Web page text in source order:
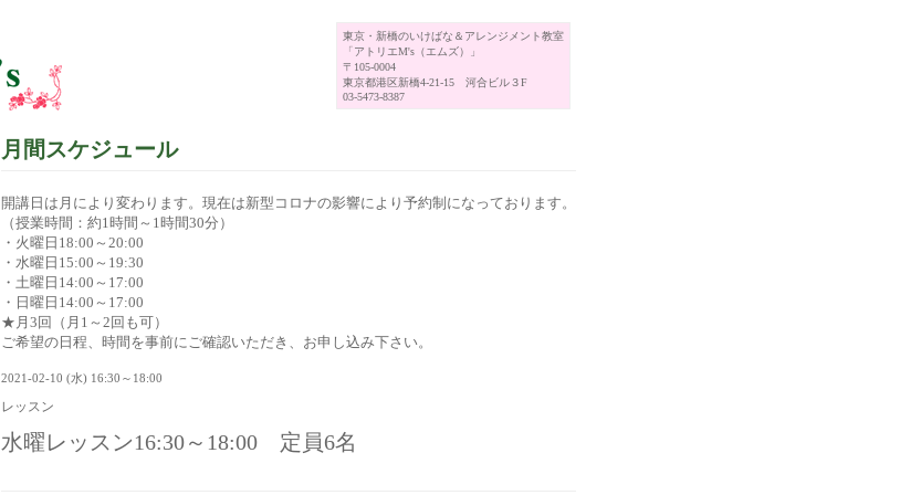
東京・新橋のいけばな＆アレンジメント教室
「アトリエM's（エムズ）」
〒105-0004
東京都港区新橋4-21-15 河合ビル３F
03-5473-8387
月間スケジュール
開講日は月により変わります。現在は新型コロナの影響により予約制になっております。
（授業時間：約1時間～1時間30分）
・火曜日18:00～20:00
・水曜日15:00～19:30
・土曜日14:00～17:00
・日曜日14:00～17:00
★月3回（月1～2回も可）
ご希望の日程、時間を事前にご確認いただき、お申し込み下さい。
2021-02-10 (水) 16:30～18:00
レッスン
水曜レッスン16:30～18:00 定員6名